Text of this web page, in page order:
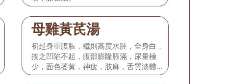
母雞黃芪湯
初起身重腹脹，繼則高度水腫，全身白，
按之凹陷不起，腹部膨隆脹滿，尿量極
少，面色萎黃，神疲，肢麻，舌質淡體胖
大邊有齒痕，脈滑數。